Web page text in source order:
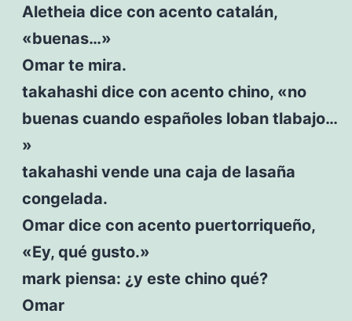
Aletheia dice con acento catalán,
«buenas…»
Omar te mira.
takahashi dice con acento chino, «no
buenas cuando españoles loban tlabajo…
»
takahashi vende una caja de lasaña
congelada.
Omar dice con acento puertorriqueño,
«Ey, qué gusto.»
mark piensa: ¿y este chino qué?
Omar